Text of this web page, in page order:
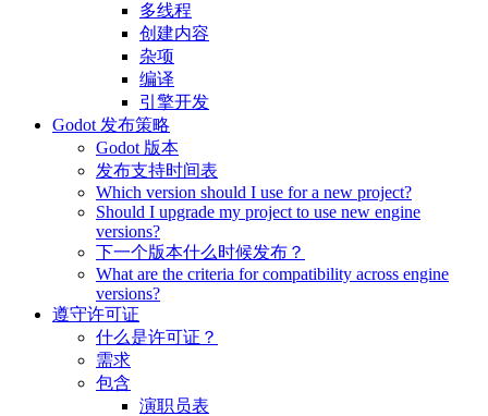
多线程
创建内容
杂项
编译
引擎开发
Godot 发布策略
Godot 版本
发布支持时间表
Which version should I use for a new project?
Should I upgrade my project to use new engine
versions?
下一个版本什么时候发布？
What are the criteria for compatibility across engine
versions?
遵守许可证
什么是许可证？
需求
包含
演职员表